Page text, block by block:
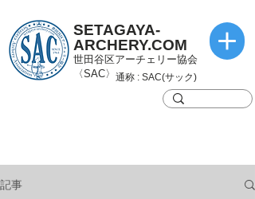
SETAGAYA-
ARCHERY.COM
世田谷区アーチェリー協会
〈SAC〉 通称 : SAC(サック)
記事